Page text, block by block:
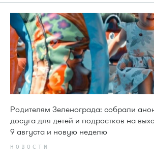
Родителям Зеленограда: собрали
досуга для детей и подростков на
9 августа и новую неделю
НОВОСТИ